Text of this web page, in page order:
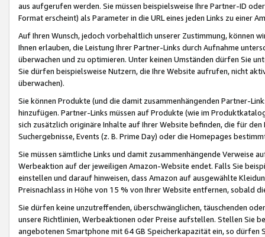
aus aufgerufen werden. Sie müssen beispielsweise Ihre Partner-ID
Format erscheint) als Parameter in die URL eines jeden Links zu einer
Auf Ihren Wunsch, jedoch vorbehaltlich unserer Zustimmung, können
Ihnen erlauben, die Leistung Ihrer Partner-Links durch Aufnahme
überwachen und zu optimieren. Unter keinen Umständen dürfen Sie
Sie dürfen beispielsweise Nutzern, die Ihre Website aufrufen, nicht
überwachen).
Sie können Produkte (und die damit zusammenhängenden Partner-
hinzufügen. Partner-Links müssen auf Produkte (wie im
sich zusätzlich originäre Inhalte auf Ihrer Website befinden, die für
Suchergebnisse, Events (z. B. Prime Day) oder die Homepages
Sie müssen sämtliche Links und damit zusammenhängende
Werbeaktion auf der jeweiligen Amazon-Website endet. Falls Sie
einstellen und darauf hinweisen, dass Amazon auf ausgewählte
Preisnachlass in Höhe von 15 % von Ihrer Website entfernen, sobald
Sie dürfen keine unzutreffenden, überschwänglichen, täuschenden
unsere Richtlinien, Werbeaktionen oder Preise aufstellen. Stellen Sie
angebotenen Smartphone mit 64 GB Speicherkapazität ein, so dürfen